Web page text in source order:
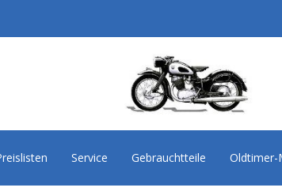
Service Gebrauchtteile Oldtimer-